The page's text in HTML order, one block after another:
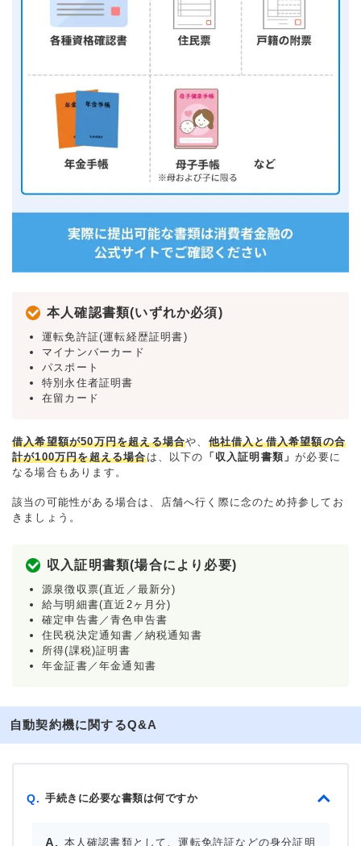
本人確認書類(いずれか必須)
運転免許証(運転経歴証明書)
マイナンバーカード
パスポート
特別永住者証明書
在留カード
借入希望額が50万円を超える場合や、 他社借入と借入希望額の合
計が100万円を超える場合は、以下の 「収入証明書類」が必要に
なる場合もあります。
該当の可能性がある場合は、店舗へ行く際に念のため持参してお
きましょう。
収入証明書類(場合により必要)
源泉徴収票(直近／最新分)
給与明細書(直近2ヶ月分)
確定申告書／青色申告書
住民税決定通知書／納税通知書
所得(課税)証明書
年金証書／年金通知書
自動契約機に関するQ&A
Q. 手続きに必要な書類は何ですか
本人確認書類として、運転免許証などの身分証明